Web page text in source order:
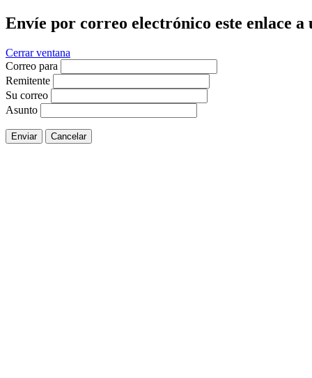
Envíe por correo electrónico este enlace a
Cerrar ventana
Correo para
Remitente
Su correo
Asunto
Enviar Cancelar